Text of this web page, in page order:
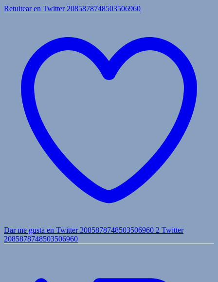
Retuitear en Twitter 2085878748503506960
Dar me gusta en Twitter 2085878748503506960 2 Twitter
2085878748503506960